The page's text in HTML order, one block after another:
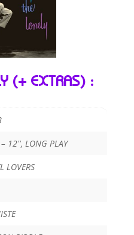
(+ EXTRAS) :
12'', LONG PLAY
LOVERS